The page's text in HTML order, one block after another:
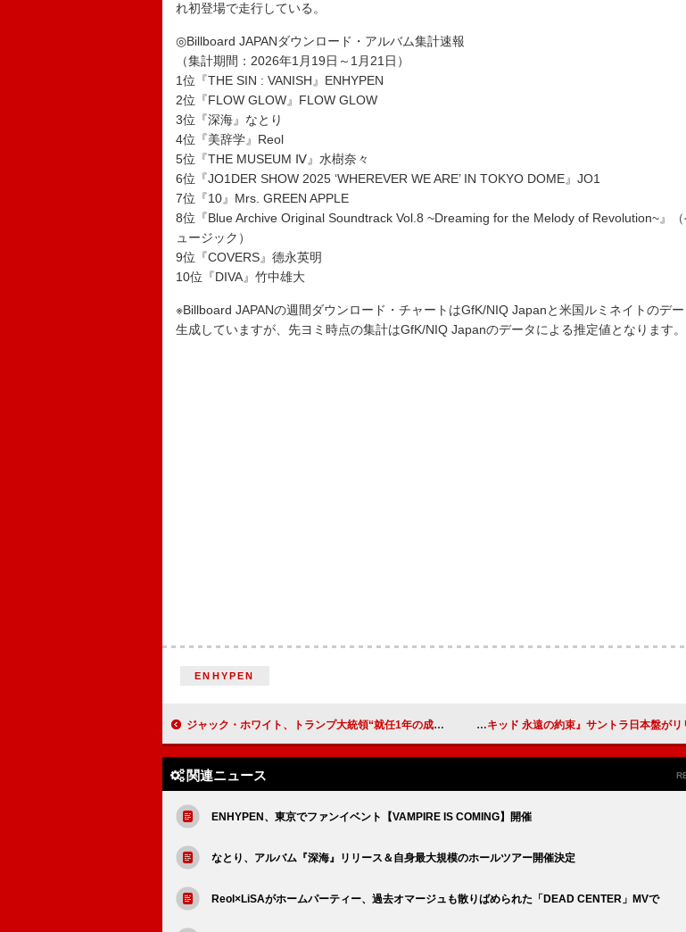
れ初登場で走行している。
◎Billboard JAPANダウンロード・アルバム集計速報
（集計期間：2026年1月19日～1月21日）
1位『THE SIN : VANISH』ENHYPEN
2位『FLOW GLOW』FLOW GLOW
3位『深海』なとり
4位『美辞学』Reol
5位『THE MUSEUM Ⅳ』水樹奈々
6位『JO1DER SHOW 2025 ‘WHEREVER WE ARE’ IN TOKYO DOME』JO1
7位『10』Mrs. GREEN APPLE
8位『Blue Archive Original Soundtrack Vol.8 ~Dreaming for the Melody of Revolution~』（
ュージック）
9位『COVERS』德永英明
10位『DIVA』竹中雄大
※Billboard JAPANの週間ダウンロード・チャートはGfK/NIQ Japanと米国ルミネイトのデ
生成していますが、先ヨミ時点の集計はGfK/NIQ Japanのデータによる推定値となります。
ENHYPEN
ジャック・ホワイト、トランプ大統領“就任1年の成果”会見をハルク風ジョークで皮肉「トランプ賢い、脳テスト合格、キリン言える」 映画『ウィキッド 永遠の約束』サントラ日本盤
関連ニュース
ENHYPEN、東京でファンイベント【VAMPIRE IS COMING】開催
なとり、アルバム『深海』リリース＆自身最大規模のホールツアー開催決定
Reol×LiSAがホームパーティー、過去オマージュも散りばめられた「DEAD CENTER」MVで